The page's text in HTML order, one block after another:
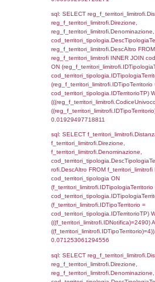
sql: SELECT
INNER JOIN
executionMS:
sql: SELECT
f_confini INNER
ON
INNER JOIN